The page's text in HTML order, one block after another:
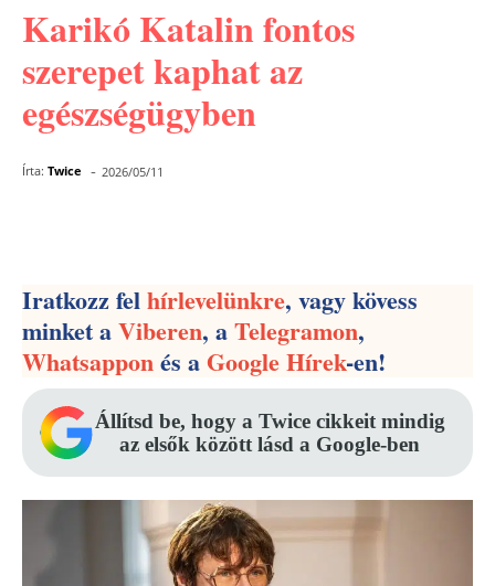
Karikó Katalin fontos
szerepet kaphat az
egészségügyben
Írta: Twice - 2026/05/11
Iratkozz felhírlevelünkre, vagy kövess
minket aViberen, aTelegramon,
Whatsapponés aGoogle Hírek-en!
Állítsd be, hogy a Twice cikkeit mindig
az elsők között lásd a Google-ben